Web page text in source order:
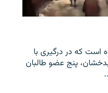
است که در درگیری با
پنج عضو طالبان